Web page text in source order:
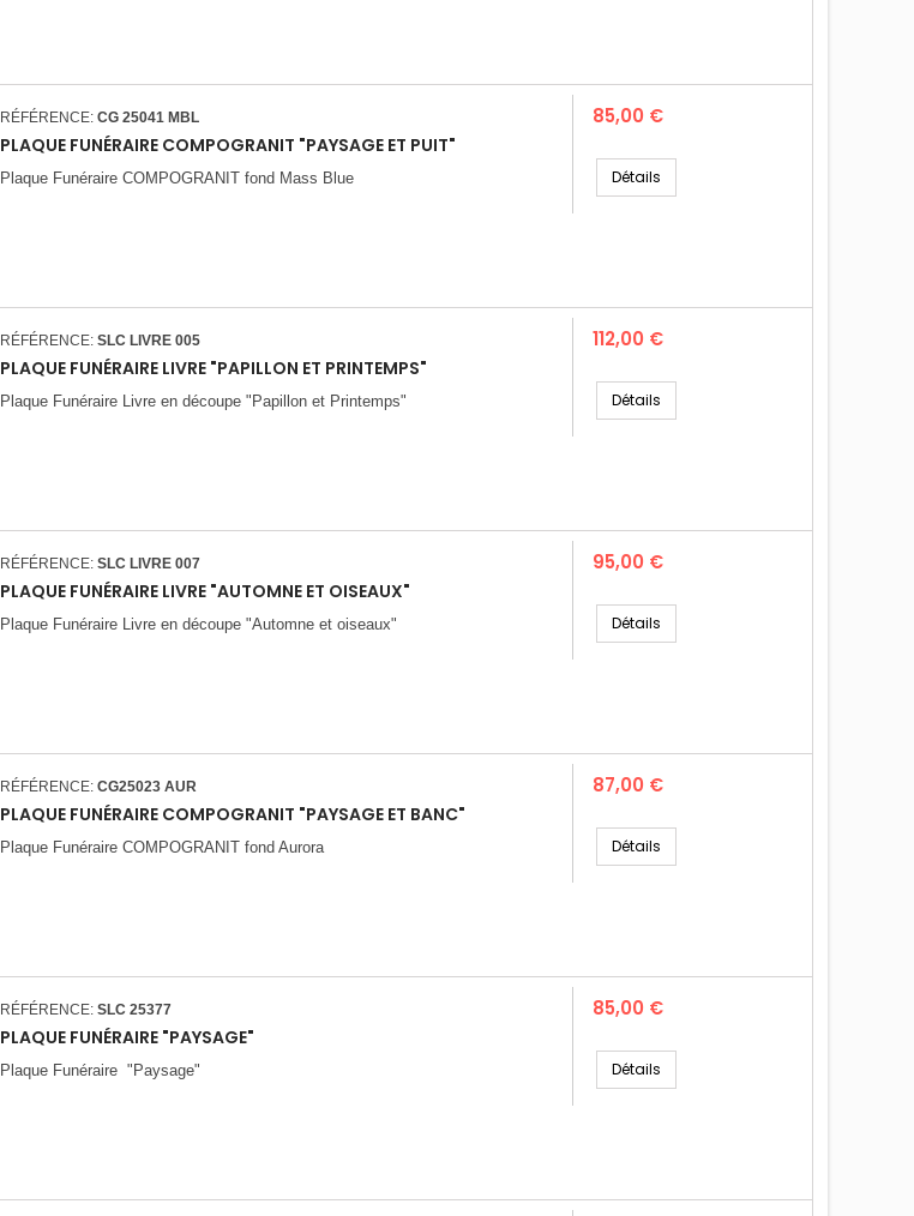
RÉFÉRENCE: CG 25041 MBL
PLAQUE FUNÉRAIRE COMPOGRANIT "PAYSAGE ET PUIT"
Plaque Funéraire COMPOGRANIT fond Mass Blue
Prix
85,00 €
Détails
RÉFÉRENCE: SLC LIVRE 005
PLAQUE FUNÉRAIRE LIVRE "PAPILLON ET PRINTEMPS"
Plaque Funéraire Livre en découpe "Papillon et Printemps"
Prix
112,00 €
Détails
RÉFÉRENCE: SLC LIVRE 007
PLAQUE FUNÉRAIRE LIVRE "AUTOMNE ET OISEAUX"
Plaque Funéraire Livre en découpe "Automne et oiseaux"
Prix
95,00 €
Détails
RÉFÉRENCE: CG25023 AUR
PLAQUE FUNÉRAIRE COMPOGRANIT "PAYSAGE ET BANC"
Plaque Funéraire COMPOGRANIT fond Aurora
Prix
87,00 €
Détails
RÉFÉRENCE: SLC 25377
PLAQUE FUNÉRAIRE "PAYSAGE"
Plaque Funéraire "Paysage"
Prix
85,00 €
Détails